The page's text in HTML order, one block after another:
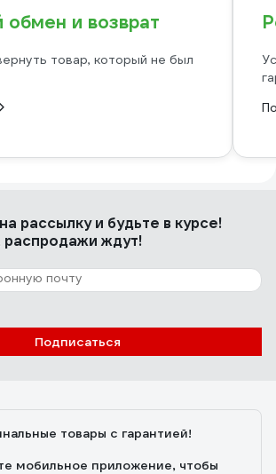
обмен и возврат
товар, который не был
на рассылкуи будьте в курсе!
распродажи ждут!
Подписаться
товары с гарантией!
мобильное приложение, чтобы